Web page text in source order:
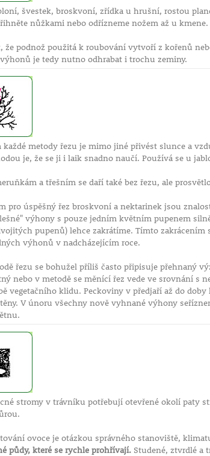
švestek, broskvoní, zřídka u hrušní, rostou
nůžkami nebo odřízneme nožem až u kmene.
že podnož použitá k roubování vytvoří z kořenů
je tedy nutno odhrabat i trochu zeminy.
každé metody řezu je mimo jiné přivést slunce a
je, že se ji i laik snadno naučí. Používá se u
a třešním se daří také bez řezu, ale
pro úspěšný řez broskvoní a nektarinek jsou
výhony s pouze jedním květním pupenem
pupenů) lehce zakrátíme. Tímto
výhonů v nadcházejícím roce.
řezu se bohužel příliš často připisuje přehnaný
nebo v metodě se měnící řez vede ve srovnání s
vegetačního klidu. Peckoviny v předjaří až do
V únoru všechny nově vyhnané výhony
stromy v trávníku potřebují otevřené okolí paty
ovoce je otázkou správného stanoviště,
půdy, které se rychle prohřívají.Studené, ztvrdlé a